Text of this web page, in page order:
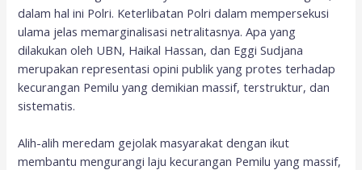
dalam hal ini Polri. Keterlibatan Polri dalam mempersekusi
ulama jelas memarginalisasi netralitasnya. Apa yang
dilakukan oleh UBN, Haikal Hassan, dan Eggi Sudjana
merupakan representasi opini publik yang protes terhadap
kecurangan Pemilu yang demikian massif, terstruktur, dan
sistematis.
Alih-alih meredam gejolak masyarakat dengan ikut
membantu mengurangi laju kecurangan Pemilu yang massif,